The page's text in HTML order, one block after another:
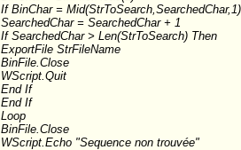
If BinChar =
SearchedChar = SearchedChar + 1
If SearchedChar > Len(StrToSearch) Then
ExportFile StrFileName
BinFile.Close
WScript.Quit
End If
End If
Loop
BinFile.Close
WScript.Echo "Sequence non trouvée"